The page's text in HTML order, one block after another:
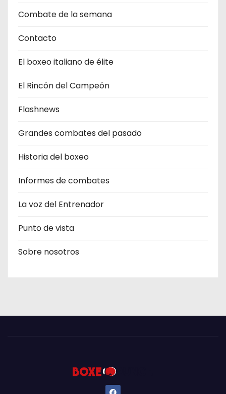
Combate de la semana
Contacto
El boxeo italiano de élite
El Rincón del Campeón
Flashnews
Grandes combates del pasado
Historia del boxeo
Informes de combates
La voz del Entrenador
Punto de vista
Sobre nosotros